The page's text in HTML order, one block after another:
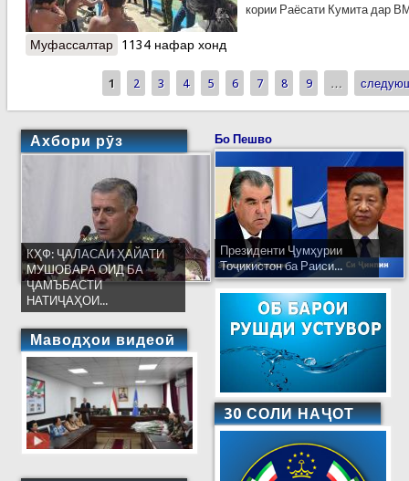
кории Раёсати Кумита дар
Муфассалтаро КҲФ-ВМКБ: ТАДБИРҲОИ ПЕШГИРӢ АЗ
1134 нафар хонд
Страницы
1 2 3 4 5 6 7 8 9 …
Ахбори рӯз
КҲФ: ҶАЛАСАИ ҲАЙАТИ
МУШОВАРА ОИД БА
ҶАМЪБАСТИ
НАТИҶАҲОИ...
Маводҳои видеоӣ
Бо Пешво
Президенти Ҷумҳурии
Тоҷикистон ба Раиси...
30 СОЛИ НАҶОТ